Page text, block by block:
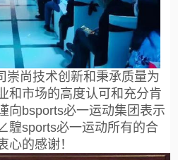
崇尚技术创新和秉承质量为
市场的高度认可和充分肯
bsports必一运动集团表示
必一运动所有的合
心的感谢！